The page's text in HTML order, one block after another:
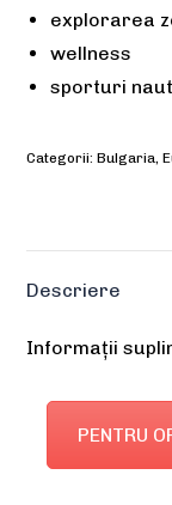
explorarea
wellness
sporturi
Categorii:Bulgaria,
Descriere
Informații
PENTRU